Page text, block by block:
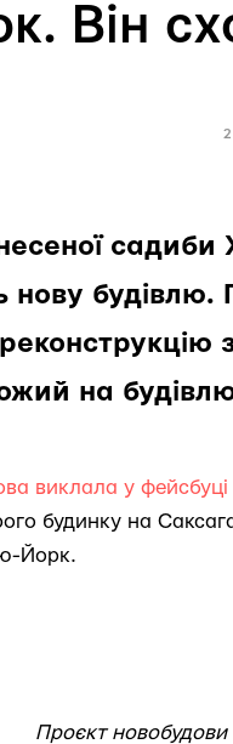
Він
садиби
нову будівлю.
на
виклала у фейсбуці
будинку на
Йорк.
Проєкт